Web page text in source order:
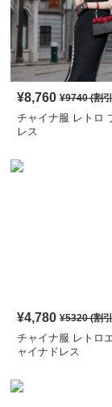
¥8,760 ¥9740(割
チャイナ服 レトロ
レス
¥4,780 ¥5320(割
チャイナ服 レトロ
ャイナドレス